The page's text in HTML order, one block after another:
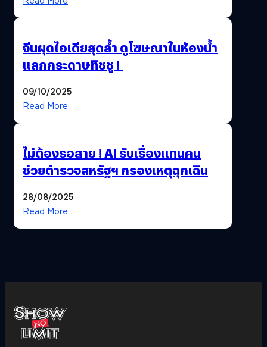
จีนผุดไอเดียสุดล้ำ ดูโฆษณาในห้องน้ำ
แลกกระดาษทิชชู !
09/10/2025
Read More
ไม่ต้องรอสาย ! AI รับเรื่องแทนคน
ช่วยตำรวจสหรัฐฯ กรองเหตุฉุกเฉิน
28/08/2025
Read More